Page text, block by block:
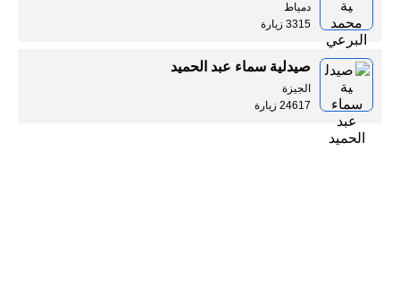
دمياط
3315 زيارة
صيدلية سماء عبد الحميد
الجيزة
24617 زيارة